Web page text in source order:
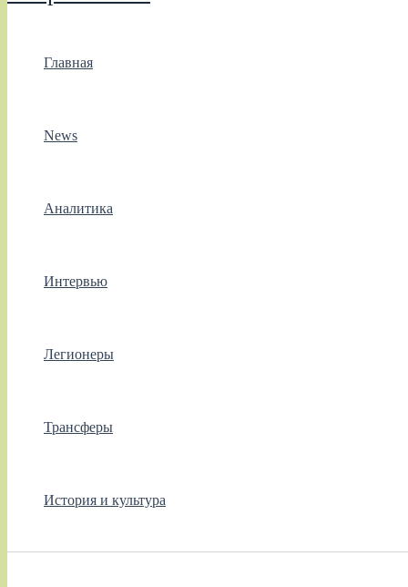
Главная
News
Аналитика
Интервью
Легионеры
Трансферы
История и культура